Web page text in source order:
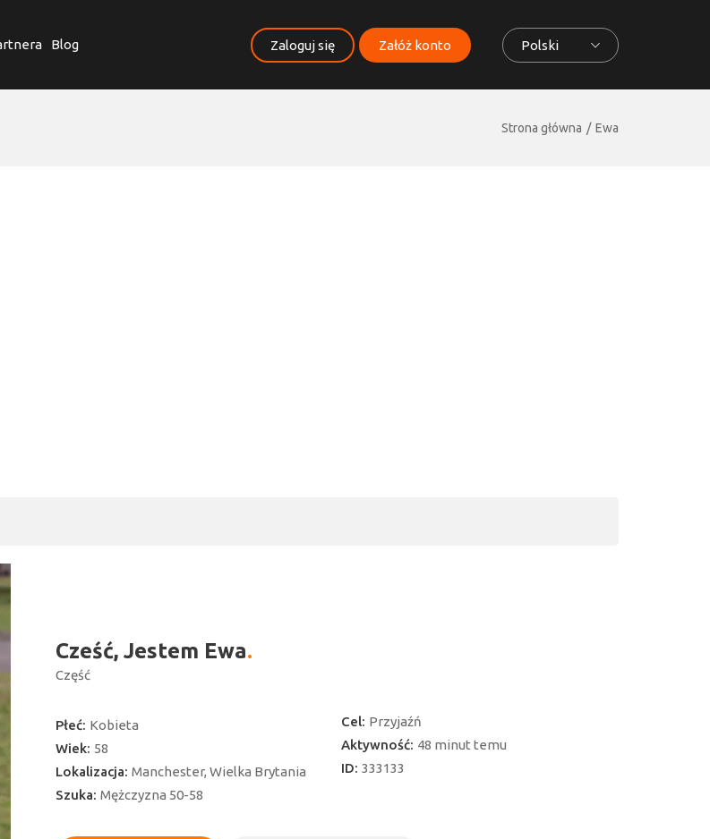
Blog Zaloguj się Załóż konto Polski
Strona główna Ewa
Cześć, Jestem Ewa
Część
Płeć: Kobieta
Wiek: 58
Lokalizacja:
Manchester, Wielka Brytania
Szuka:
Mężczyzna 50-58
Cel: Przyjaźń
Aktywność: 48 minut temu
ID:333133